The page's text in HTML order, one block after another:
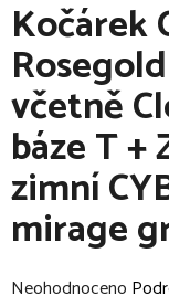
Kočárek
včetně
báze T +
zimní
mirage
Průměrné
Neohodnoceno